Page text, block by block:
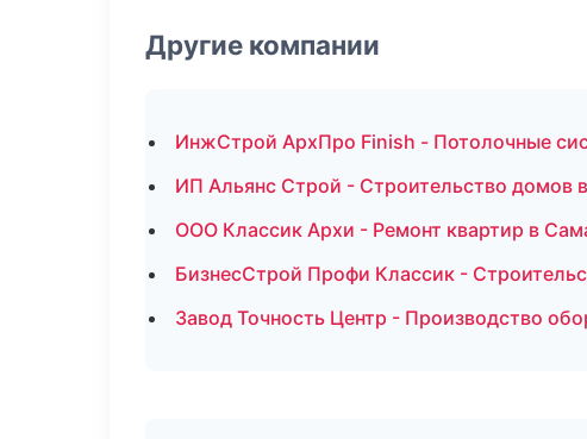
Другие компании
ИнжСтрой АрхПро Finish - Потолочные
ИП Альянс Строй - Строительство домов
ООО Классик Архи - Ремонт квартир в
БизнесСтрой Профи Классик -
Завод Точность Центр - Производство